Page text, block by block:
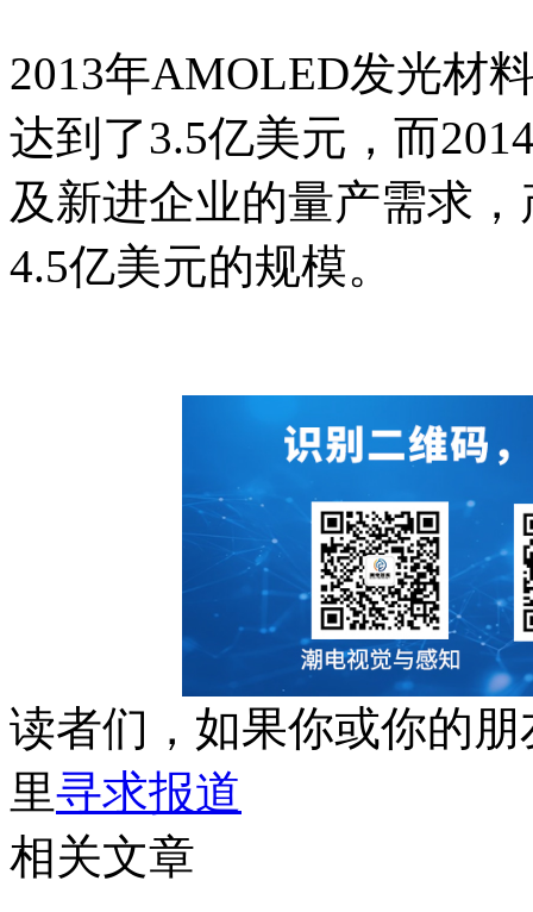
2013年AMOLED发光材
达到了3.5亿美元，而
及新进企业的量产需求
4.5亿美元的规模。
读者们，如果你或你的
里寻求报道
相关文章